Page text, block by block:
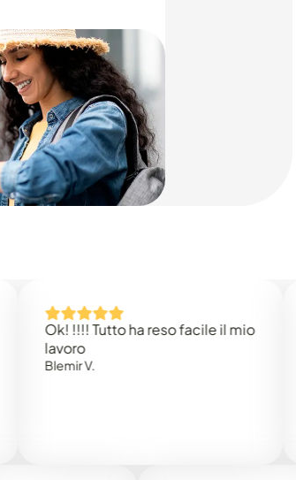
Ok! !!!! Tutto ha reso facile il mio